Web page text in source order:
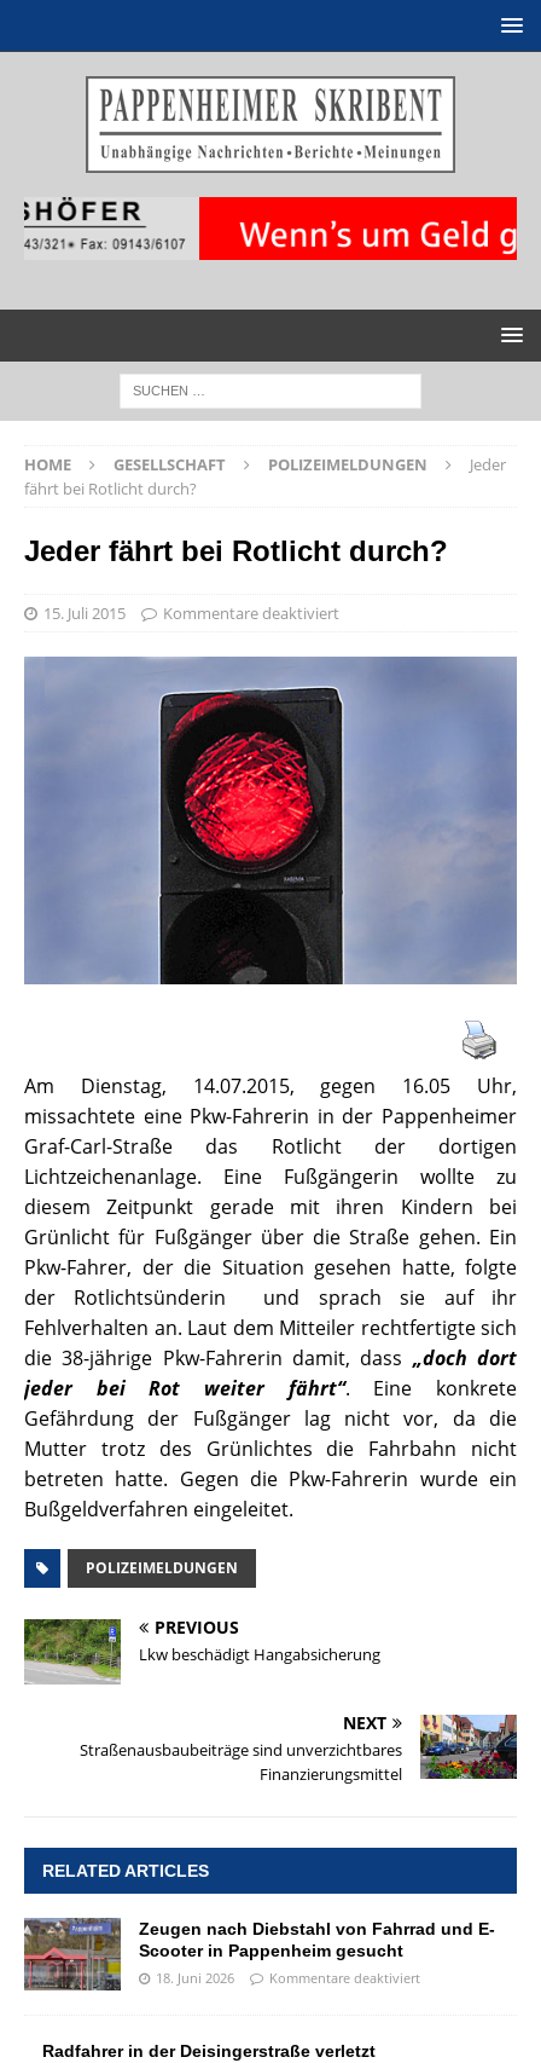
HOME GESELLSCHAFT POLIZEIMELDUNGEN
Jeder
fährt bei Rotlicht durch?
Jeder fährt bei Rotlicht durch?
15. Juli 2015 Kommentare deaktiviert
Am Dienstag, 14.07.2015, gegen 16.05 Uhr,
missachtete eine Pkw-Fahrerin in der Pappenheimer
Graf-Carl-Straße das Rotlicht der dortigen
Lichtzeichenanlage. Eine Fußgängerin wollte zu
diesem Zeitpunkt gerade mit ihren Kindern bei
Grünlicht für Fußgänger über die Straße gehen. Ein
Pkw-Fahrer, der die Situation gesehen hatte, folgte
der Rotlichtsünderin und sprach sie auf ihr
Fehlverhalten an. Laut dem Mitteiler rechtfertigte sich
die 38-jährige Pkw-Fahrerin damit, dass „doch dort
jeder bei Rot weiter fährt“. Eine konkrete
Gefährdung der Fußgänger lag nicht vor, da die
Mutter trotz des Grünlichtes die Fahrbahn nicht
betreten hatte. Gegen die Pkw-Fahrerin wurde ein
Bußgeldverfahren eingeleitet.
POLIZEIMELDUNGEN
PREVIOUS
Lkw beschädigt Hangabsicherung
NEXT
Straßenausbaubeiträge sind unverzichtbares
Finanzierungsmittel
RELATED ARTICLES
Zeugen nach Diebstahl von Fahrrad und E-
Scooter in Pappenheim gesucht
18. Juni 2026 Kommentare deaktiviert
Radfahrer in der Deisingerstraße verletzt